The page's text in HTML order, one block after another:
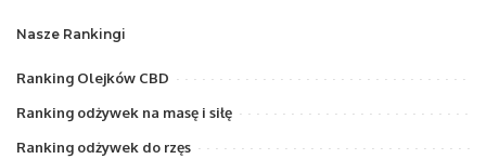
Nasze Rankingi
Ranking Olejków CBD
Ranking odżywek na masę i siłę
Ranking odżywek do rzęs